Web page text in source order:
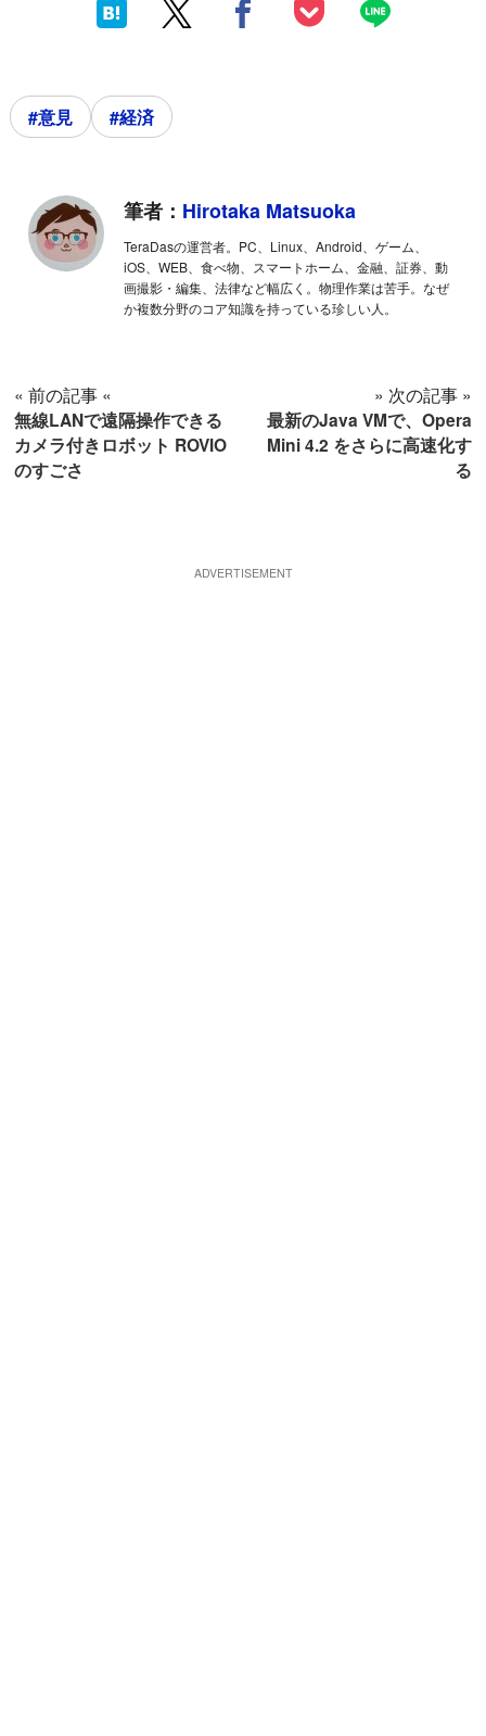
#意見 #経済
筆者： Hirotaka Matsuoka
TeraDasの運営者。PC、Linux、Android、ゲーム、
iOS、WEB、食べ物、スマートホーム、金融、証券、動
画撮影・編集、法律など幅広く。物理作業は苦手。なぜ
か複数分野のコア知識を持っている珍しい人。
« 前の記事 «
無線LANで遠隔操作できる
カメラ付きロボット ROVIO
のすごさ
» 次の記事 »
最新のJava VMで、Opera
Mini 4.2 をさらに高速化す
る